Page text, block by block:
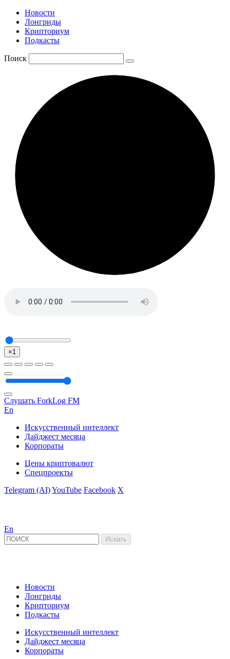
Новости
Лонгриды
Крипториум
Подкасты
Поиск
×1
Слушать ForkLog FM
En
Искусственный интеллект
Дайджест месяца
Корпораты
Цены криптовалют
Спецпроекты
Telegram (AI)YouTube Facebook X
En
Новости
Лонгриды
Крипториум
Подкасты
Искусственный интеллект
Дайджест месяца
Корпораты